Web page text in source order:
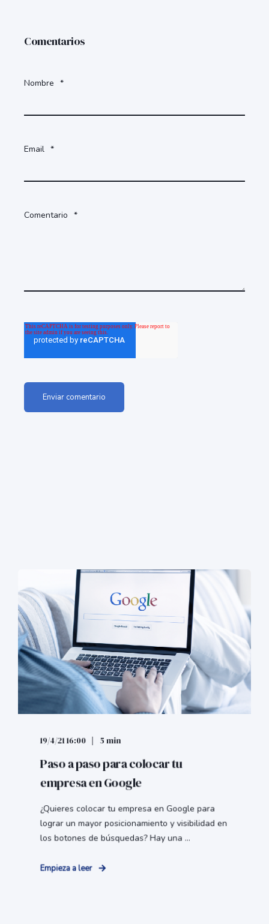
Comentarios
Nombre *
Email *
Comentario *
19/4/21 16:00 5 min
Paso a paso para colocar tu
empresa en Google
¿Quieres colocar tu empresa en Google para
lograr un mayor posicionamiento y visibilidad en
los botones de búsquedas? Hay una ...
Empieza a leer